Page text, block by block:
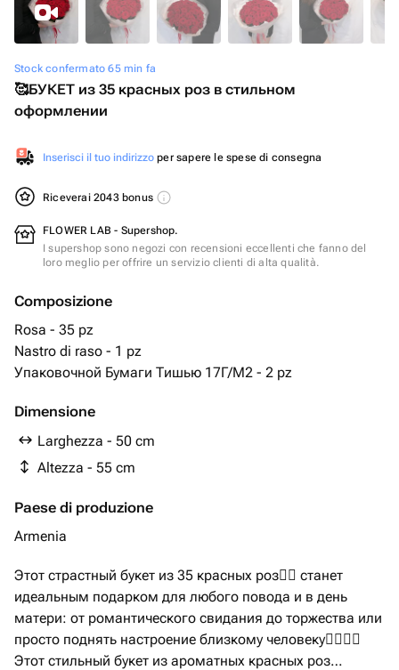
Stock confermato 65 min fa
🥰БУКЕТ из 35 красных роз в стильном
оформлении
Inserisci il tuo indirizzo per sapere le spese di consegna
Riceverai 2043 bonus
FLOWER LAB - Supershop.
I supershop sono negozi con recensioni eccellenti che fanno del
loro meglio per offrire un servizio clienti di alta qualità.
Composizione
Rosa - 35 pz
Nastro di raso - 1 pz
Упаковочной Бумаги Тишью 17Г/М2 - 2 pz
Dimensione
Larghezza - 50 cm
Altezza - 55 cm
Paese di produzione
Armenia
Этот страстный букет из 35 красных роз❤️‍🔥 станет
идеальным подарком для любого повода и в день
матери: от романтического свидания до торжества или
просто поднять настроение близкому человеку👩‍❤️‍💋‍👨
Этот стильный букет из ароматных красных роз